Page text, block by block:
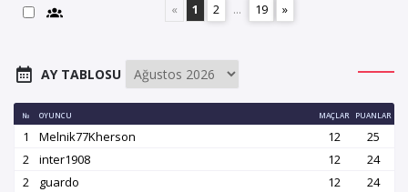
«
1 2 ... 19 »
AY TABLOSU
№ OYUNCU MAÇLAR PUANLAR
1 Melnik77Kherson 12
25
2
inter1908 12
24
2
guardo 12
24